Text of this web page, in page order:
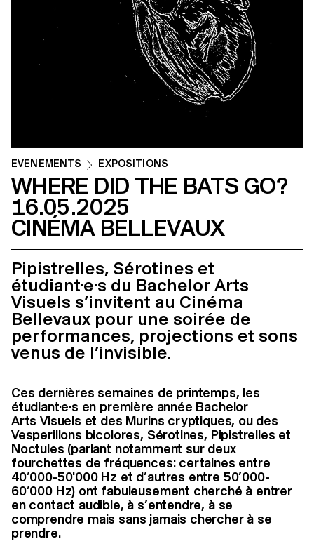
ÉVÉNEMENTS EXPOSITIONS
WHERE DID THE BATS GO?
16.05.2025
CINÉMA BELLEVAUX
Pipistrelles, Sérotines et
étudiant·e·s du Bachelor Arts
Visuels s’invitent au Cinéma
Bellevaux pour une soirée de
performances, projections et sons
venus de l’invisible.
Ces dernières semaines de printemps, les
étudiant·e·s en première année Bachelor
Arts Visuels et des Murins cryptiques, ou des
Vesperillons bicolores, Sérotines, Pipistrelles et
Noctules (parlant notamment sur deux
fourchettes de fréquences: certaines entre
40’000-50'000 Hz et d’autres entre 50’000-
60’000 Hz) ont fabuleusement cherché à entrer
en contact audible, à s’entendre, à se
comprendre mais sans jamais chercher à se
prendre.